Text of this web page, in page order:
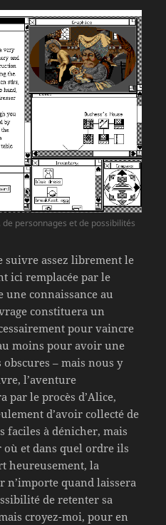
de personnages et de possibilités
suivre assez librement le
ici remplacée par le
une connaissance au
constituera un
pour vaincre
moins pour avoir une
obscures – mais nous y
l’aventure
par le procès d’Alice,
d’avoir collecté de
faciles à dénicher, mais
où et dans quel ordre ils
heureusement, la
n’importe quand laissera
de retenter sa
croyez-moi, pour en